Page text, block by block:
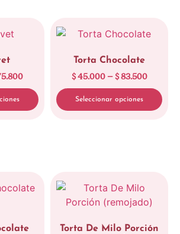
Torta Chocolate
$45.000 – $83.500
Seleccionar opciones
Limpiar
Torta De Milo Porción